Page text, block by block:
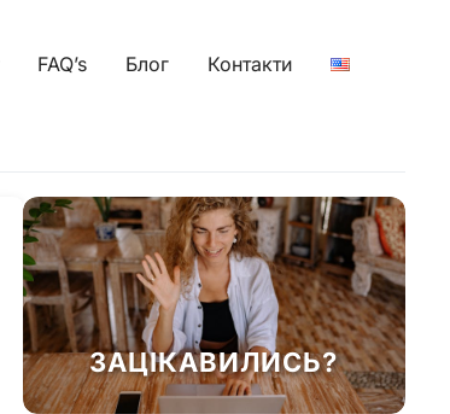
FAQ’s Блог Контакти
ЗАЦІКАВИЛИСЬ?